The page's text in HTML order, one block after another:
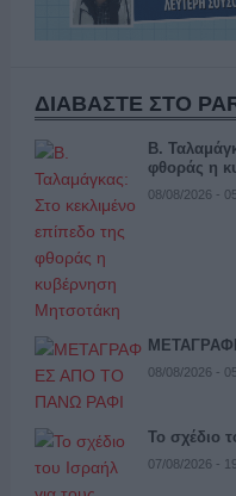
ΔΙΑΒΑΣΤΕ ΣΤΟ
Β.
φθοράς η
08/08/2026 -
08/08/2026 -
Το σχέδιο
07/08/2026 -